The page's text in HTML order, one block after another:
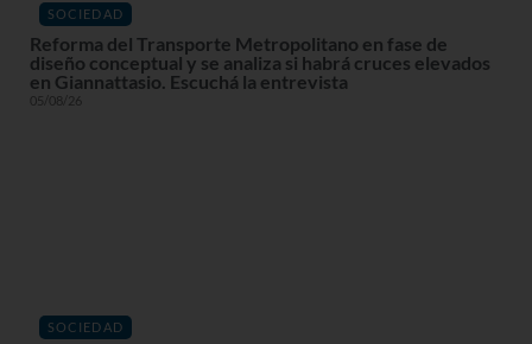
SOCIEDAD
Reforma del Transporte Metropolitano en fase de
diseño conceptual y se analiza si habrá cruces elevados
en Giannattasio. Escuchá la entrevista
05/08/26
SOCIEDAD